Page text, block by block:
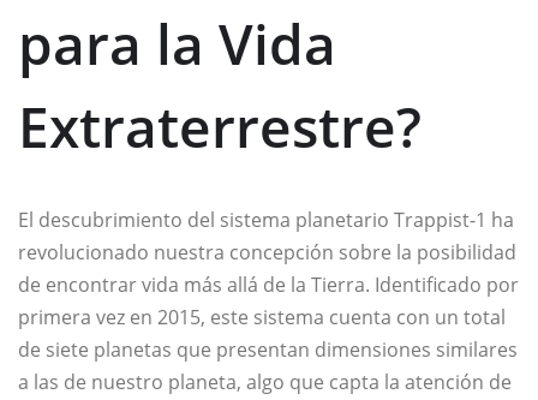
para la Vida
Extraterrestre?
El descubrimiento del sistema planetario Trappist-1 ha
revolucionado nuestra concepción sobre la posibilidad
de encontrar vida más allá de la Tierra. Identificado por
primera vez en 2015, este sistema cuenta con un total
de siete planetas que presentan dimensiones similares
a las de nuestro planeta, algo que capta la atención de